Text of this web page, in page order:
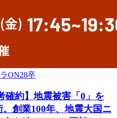
ON28卒
確約】地震被害「0」を
創業100年、地震大国ニ